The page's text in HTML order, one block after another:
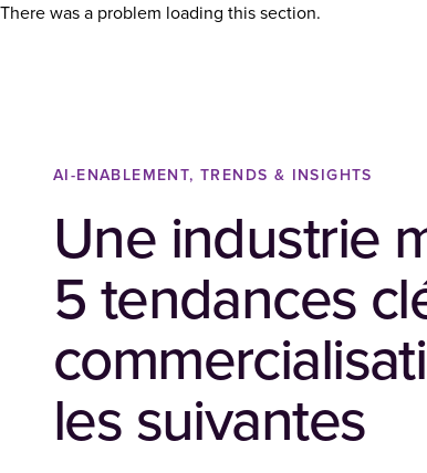
There was a problem loading this section.
AI-ENABLEMENT, TRENDS & INSIGHTS
Une industrie
5 tendances
les suivantes